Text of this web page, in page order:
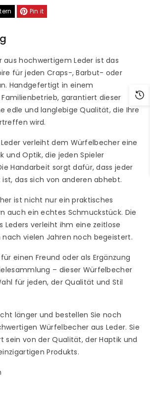
Pin it
aus hochwertigem Leder ist das
für jeden Craps-, Barbut- oder
Handgefertigt in einem
garantiert dieser
edle und langlebige Qualität, die Ihre
wird.
verleiht dem Würfelbecher eine
und Optik, die jeden Spieler
Handarbeit sorgt dafür, dass jeder
ist, das sich von anderen abhebt.
ist nicht nur ein praktisches
auch ein echtes Schmuckstück. Die
Leders verleiht ihm eine zeitlose
nach vielen Jahren noch begeistert.
einen Freund oder als Ergänzung
– dieser Würfelbecher
für jeden, der Qualität und Stil
länger und bestellen Sie noch
Würfelbecher aus Leder. Sie
sein von der Qualität, der Haptik und
Produkts.